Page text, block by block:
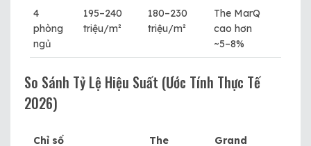
4
phòng
ngủ
195–240
triệu/m²
180–230
triệu/m²
The MarQ
cao hơn
~5–8%
So Sánh Tỷ Lệ Hiệu Suất (ước Tính Thực Tế
2026)
Chỉ số
The
Grand